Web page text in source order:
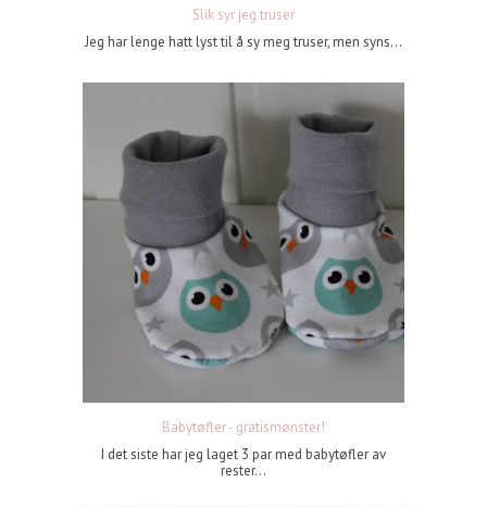
Slik syr jeg truser
Jeg har lenge hatt lyst til å sy meg truser, men syns...
Babytøfler - gratismønster!
I det siste har jeg laget 3 par med babytøfler av
rester...